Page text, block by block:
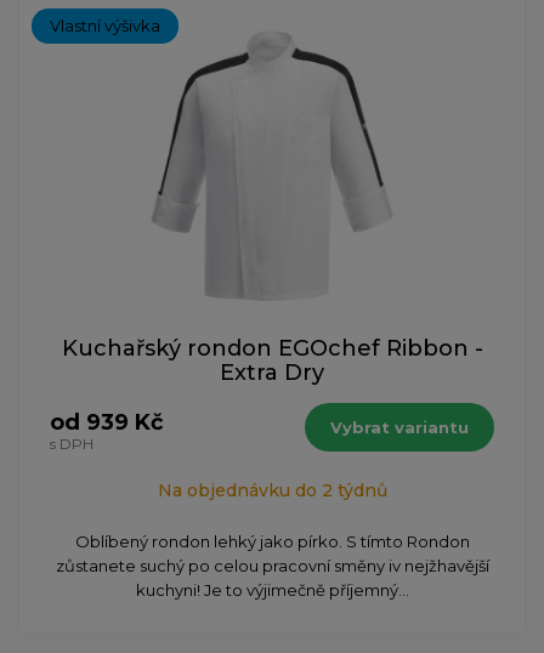
Vlastní výšivka
Kuchařský rondon EGOchef Ribbon -
Extra Dry
od 939 Kč
s DPH
Vybrat variantu
Na objednávku do 2 týdnů
Oblíbený rondon lehký jako pírko. S tímto Rondon
zůstanete suchý po celou pracovní směny iv nejžhavější
kuchyni! Je to výjimečně příjemný...